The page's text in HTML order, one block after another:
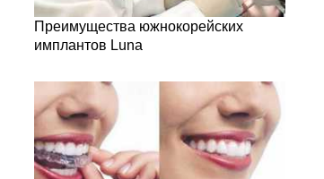
Преимущества южнокорейских
имплантов Luna